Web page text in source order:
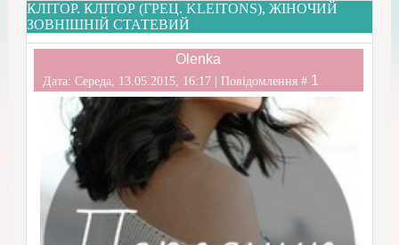
КЛІТОР. КЛІТОР (ГРЕЦ. KLEITONS), ЖІНОЧИЙ
ЗОВНІШНІЙ СТАТЕВИЙ
Olenka
Дата: Середа, 13.05.2015, 16:17 | Повідомлення # 1